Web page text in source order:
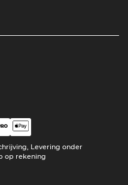
Levering onder
op rekening